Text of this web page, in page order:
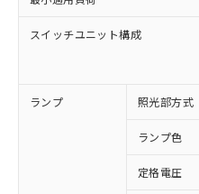
スイッチユニット構成
ランプ 照光部方式
ランプ色
定格電圧